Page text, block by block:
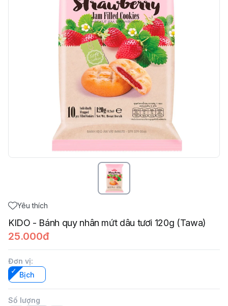
Yêu thích
KIDO - Bánh quy nhân mứt dâu tươi 120g (Tawa)
25.000đ
Đơn vị:
Bịch
Số lượng